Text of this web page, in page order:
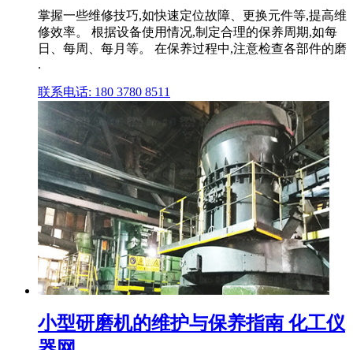
掌握一些维修技巧,如快速定位故障、更换元件等,提高维
修效率。 根据设备使用情况,制定合理的保养周期,如每
日、每周、每月等。 在保养过程中,注意检查各部件的磨
.
联系电话: 180 3780 8511
小型研磨机的维护与保养指南 化工仪